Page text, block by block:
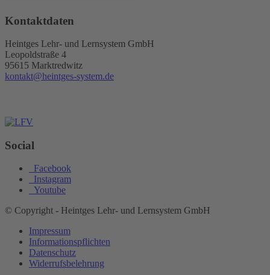
Kontaktdaten
Heintges Lehr- und Lernsystem GmbH
Leopoldstraße 4
95615 Marktredwitz
kontakt@heintges-system.de
Social
Facebook
Instagram
Youtube
© Copyright - Heintges Lehr- und Lernsystem GmbH
Impressum
Informationspflichten
Datenschutz
Widerrufsbelehrung